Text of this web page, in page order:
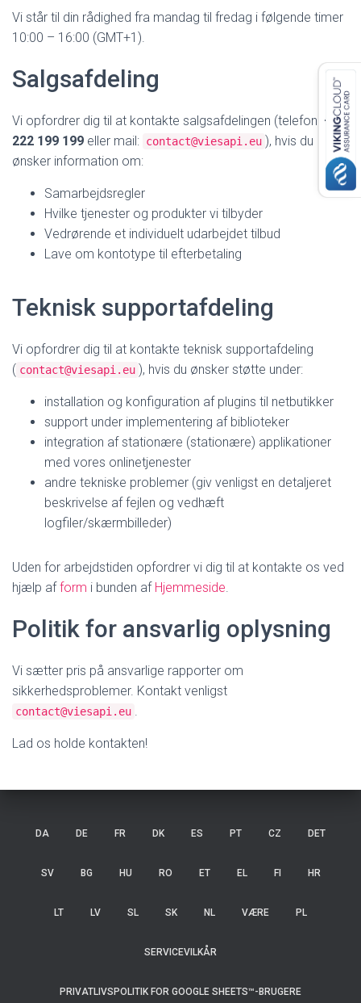
Vi står til din rådighed fra mandag til fredag i følgende timer
10:00 – 16:00 (GMT+1).
Salgsafdeling
Vi opfordrer dig til at kontakte salgsafdelingen (telefon: +48
222 199 199 eller mail: contact@viesapi.eu ), hvis du
ønsker information om:
Samarbejdsregler
Hvilke tjenester og produkter vi tilbyder
Vedrørende et individuelt udarbejdet tilbud
Lave om kontotype til efterbetaling
Teknisk supportafdeling
Vi opfordrer dig til at kontakte teknisk supportafdeling
( contact@viesapi.eu ), hvis du ønsker støtte under:
installation og konfiguration af plugins til netbutikker
support under implementering af biblioteker
integration af stationære (stationære) applikationer
med vores onlinetjenester
andre tekniske problemer (giv venligst en detaljeret
beskrivelse af fejlen og vedhæft
logfiler/skærmbilleder)
Uden for arbejdstiden opfordrer vi dig til at kontakte os ved
hjælp afform i bunden af Hjemmeside.
Politik for ansvarlig oplysning
Vi sætter pris på ansvarlige rapporter om
sikkerhedsproblemer. Kontakt venligst
contact@viesapi.eu .
Lad os holde kontakten!
DA DE FR DK ES PT CZ DET
SV BG HU RO ET EL FI HR
LT LV SL SK NL VÆRE PL
SERVICEVILKÅR
PRIVATLIVSPOLITIK FOR GOOGLE SHEETS™-BRUGERE